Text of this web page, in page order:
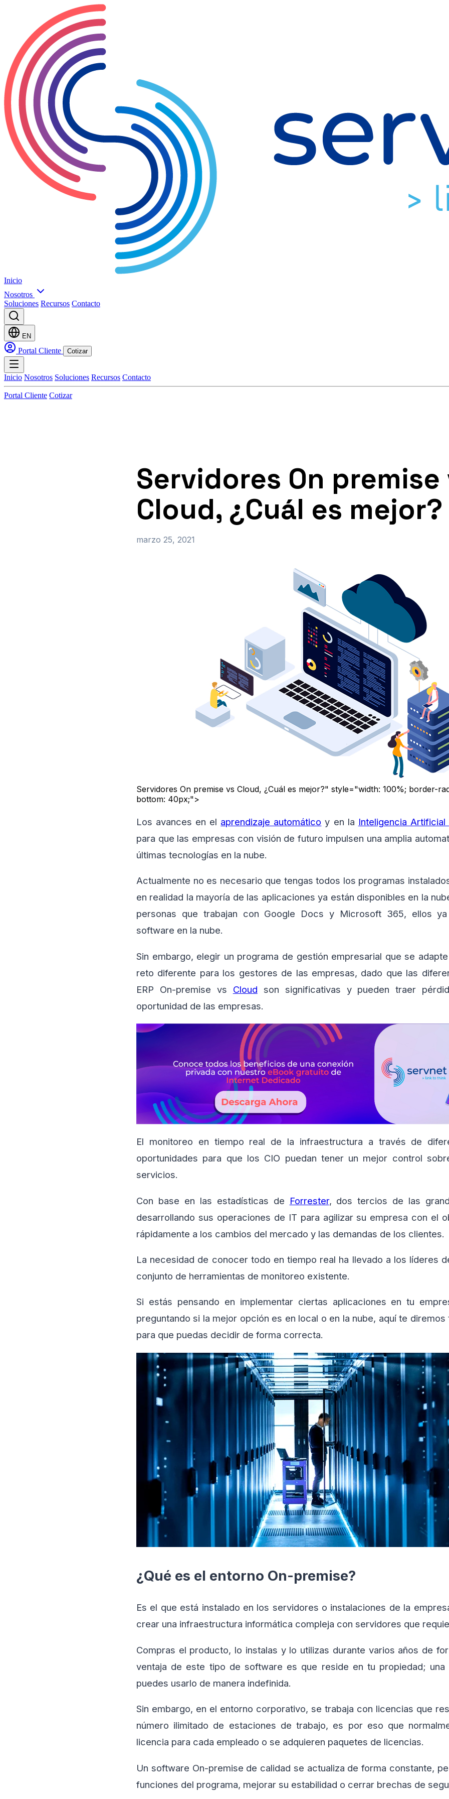
Inicio
Nosotros
Soluciones Recursos Contacto
EN
Portal Cliente Cotizar
Inicio Nosotros Soluciones Recursos Contacto
Portal Cliente Cotizar
Servidores On premise
Cloud, ¿Cuál es mejor?
marzo 25, 2021
Servidores On premise vs Cloud, ¿Cuál es mejor?" style="width: 100%; border-
bottom: 40px;">
Los avances en el aprendizaje automático y en la Inteligencia Artificial
para que las empresas con visión de futuro impulsen una amplia
últimas tecnologías en la nube.
Actualmente no es necesario que tengas todos los programas
en realidad la mayoría de las aplicaciones ya están disponibles en la
personas que trabajan con Google Docs y Microsoft 365, ellos
software en la nube.
Sin embargo, elegir un programa de gestión empresarial que se
reto diferente para los gestores de las empresas, dado que las
ERP On-premise vs Cloud son significativas y pueden traer
oportunidad de las empresas.
El monitoreo en tiempo real de la infraestructura a través de
oportunidades para que los CIO puedan tener un mejor control
servicios.
Con base en las estadísticas de Forrester, dos tercios de las
desarrollando sus operaciones de IT para agilizar su empresa con el
rápidamente a los cambios del mercado y las demandas de los clientes.
La necesidad de conocer todo en tiempo real ha llevado a los líderes
conjunto de herramientas de monitoreo existente.
Si estás pensando en implementar ciertas aplicaciones en tu
preguntando si la mejor opción es en local o en la nube, aquí te
para que puedas decidir de forma correcta.
¿Qué es el entorno On-premise?
Es el que está instalado en los servidores o instalaciones de la
crear una infraestructura informática compleja con servidores que
Compras el producto, lo instalas y lo utilizas durante varios años de
ventaja de este tipo de software es que reside en tu propiedad;
puedes usarlo de manera indefinida.
Sin embargo, en el entorno corporativo, se trabaja con licencias que
número ilimitado de estaciones de trabajo, es por eso que
licencia para cada empleado o se adquieren paquetes de licencias.
Un software On-premise de calidad se actualiza de forma constante,
funciones del programa, mejorar su estabilidad o cerrar brechas de